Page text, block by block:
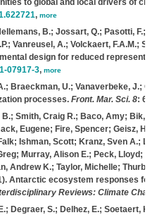
to global and local drivers of
, more
B.; Jossart, Q.; Pasotti,
Vanreusel, A.; Volckaert, F.A.M.;
design for reduced
07917-3, more
Braeckman, U.; Vanaverbeke, J.;
processes. Front. Mar. Sci. 8:
Smith, Craig R.; Baco, Amy;
Eugene; Fire, Spencer; Geisz,
Ishman, Scott; Kranz, Sven A.;
Murray, Alison E.; Peck,
Andrew K.; Taylor, Michelle;
Antarctic ecosystem responses
Reviews: Climate
Degraer, S.; Delhez, E.; Soetaert,